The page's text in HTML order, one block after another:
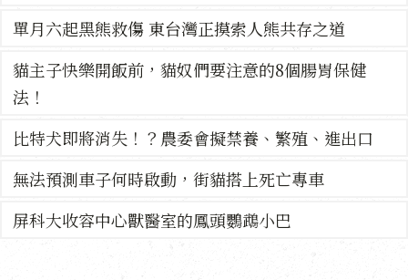
單月六起黑熊救傷 東台灣正摸索人熊共存之道
貓主子快樂開飯前，貓奴們要注意的8個腸胃保健
法！
比特犬即將消失！？農委會擬禁養、繁殖、進出口
無法預測車子何時啟動，街貓搭上死亡專車
屏科大收容中心獸醫室的鳳頭鸚鵡小巴